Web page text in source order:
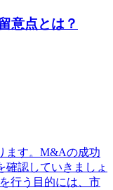
意点とは？
ます。M&Aの成功
確認していきましょ
行う目的には、市